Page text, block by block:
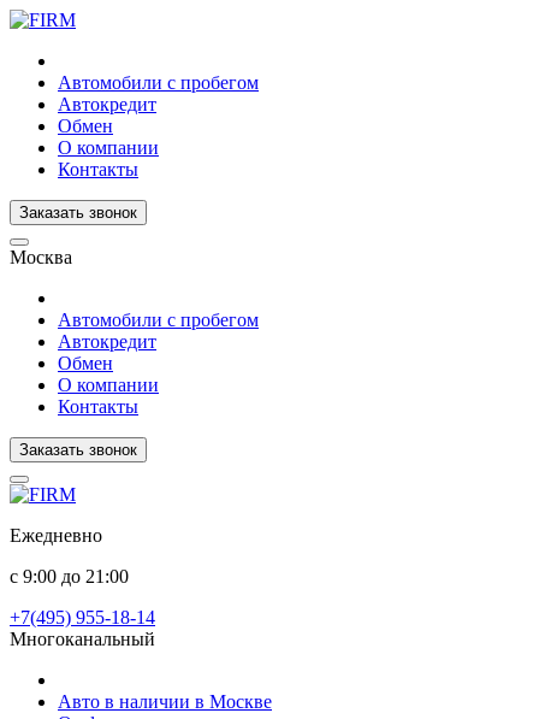
Автомобили с пробегом
Автокредит
Обмен
О компании
Контакты
Заказать звонок
Москва
Автомобили с пробегом
Автокредит
Обмен
О компании
Контакты
Заказать звонок
Ежедневно
с 9:00 до 21:00
+7(495) 955-18-14
Многоканальный
Авто в наличии в Москве